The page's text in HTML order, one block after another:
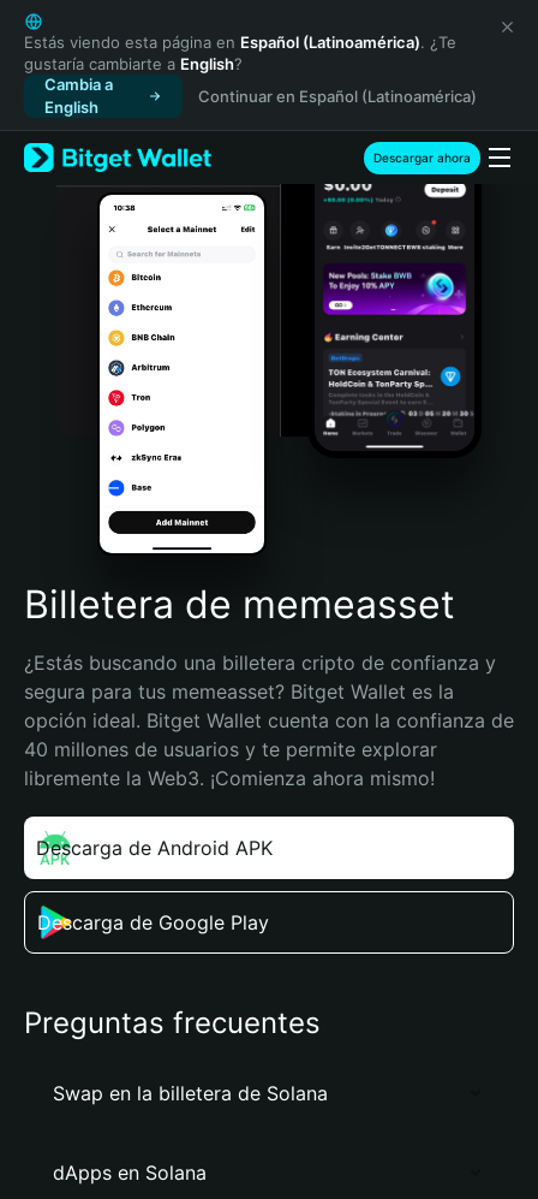
English
日本語
Tiếng Việt
Русский
Español (Latinoamérica)
Türkçe
Italiano
Português (Portugal)
Bahasa Indonesia
Português (Brasil)
Español (Argentina)
Estás viendo esta página en Español (Latinoamérica). ¿Te
gustaría cambiarte a English?
Cambia a
English
Continuar en Español (Latinoamérica)
Descargar ahora
Billetera de memeasset
¿Estás buscando una billetera cripto de confianza y
segura para tus memeasset? Bitget Wallet es la
opción ideal. Bitget Wallet cuenta con la confianza de
40 millones de usuarios y te permite explorar
libremente la Web3. ¡Comienza ahora mismo!
Descarga de Android APK
Descarga de Google Play
Preguntas frecuentes
Swap en la billetera de Solana
dApps en Solana